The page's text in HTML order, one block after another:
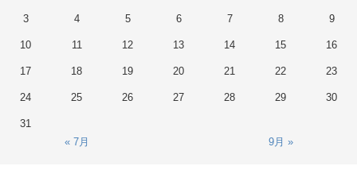
3 4 5 6 7 8 9
10 11 12 13 14 15 16
17 18 19 20 21 22 23
24 25 26 27 28 29 30
31
« 7月
9月 »